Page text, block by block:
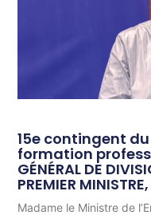
15e contingent
formation
GÉNÉRAL DE
PREMIER
Madame le Ministre de